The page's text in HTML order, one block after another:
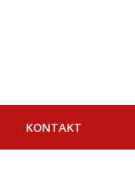
KONTAKT